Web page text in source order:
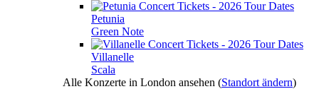
Petunia
Green Note
Villanelle
Scala
Alle Konzerte in London ansehen (Standort ändern)